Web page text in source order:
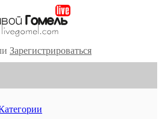
Зарегистрироваться